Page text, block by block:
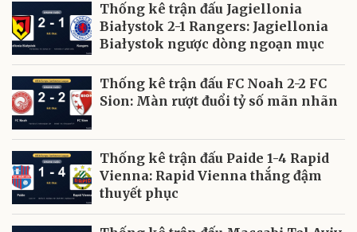
Thống kê trận đấu Jagiellonia
Białystok 2-1 Rangers: Jagiellonia
Białystok ngược dòng ngoạn mục
Thống kê trận đấu FC Noah 2-2 FC
Sion: Màn rượt đuổi tỷ số mãn nhãn
Thống kê trận đấu Paide 1-4 Rapid
Vienna: Rapid Vienna thắng đậm
thuyết phục